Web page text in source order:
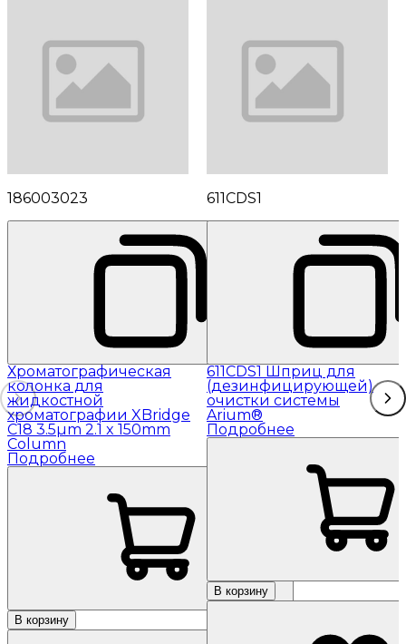
186003023
Хроматографическая
колонка для
жидкостной
хроматографии XBridge
C18 3.5µm 2.1 x 150mm
Column
Подробнее
В корзину
611CDS1
611CDS1 Шприц для
(дезинфицирующей)
очистки системы
Arium®
Подробнее
В корзину